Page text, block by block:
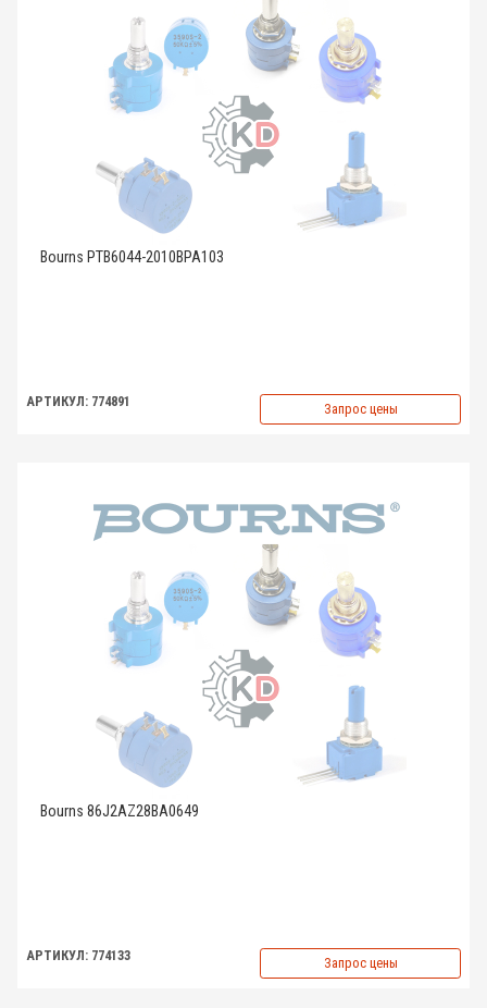
Bourns PTB6044-2010BPA103
АРТИКУЛ: 774891 Запрос цены
Bourns 86J2AZ28BA0649
АРТИКУЛ: 774133 Запрос цены